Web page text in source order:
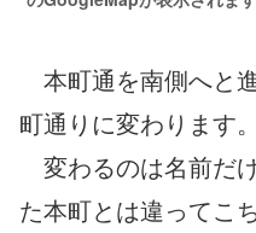
本町通を南側へと
町通りに変わります。
変わるのは名前だ
た本町とは違ってこ